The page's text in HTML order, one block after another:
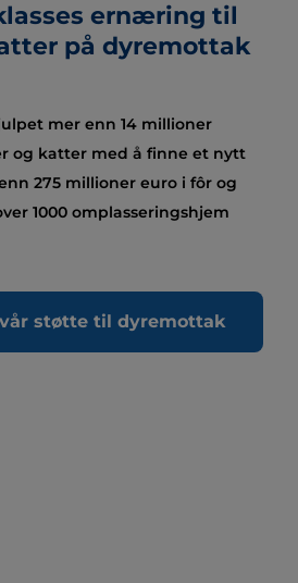
ernæring til
på dyremottak
mer enn 14 millioner
og katter med å finne et nytt
275 millioner euro i fôr og
1000 omplasseringshjem
støtte til dyremottak